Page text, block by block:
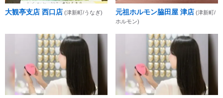
大観亭支店 西口店 (津新町/うなぎ) 元祖ホルモン脇田屋 津店 (津新町/
ホルモン)